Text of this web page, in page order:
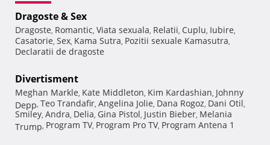
Dragoste & Sex
Dragoste, Romantic, Viata sexuala, Relatii, Cuplu, Iubire,
Casatorie, Sex, Kama Sutra, Pozitii sexuale Kamasutra,
Declaratii de dragoste
Divertisment
Meghan Markle, Kate Middleton, Kim Kardashian, Johnny
Depp, Teo Trandafir, Angelina Jolie, Dana Rogoz, Dani Otil,
Smiley, Andra, Delia, Gina Pistol, Justin Bieber, Melania
Trump, Program TV, Program Pro TV, Program Antena 1